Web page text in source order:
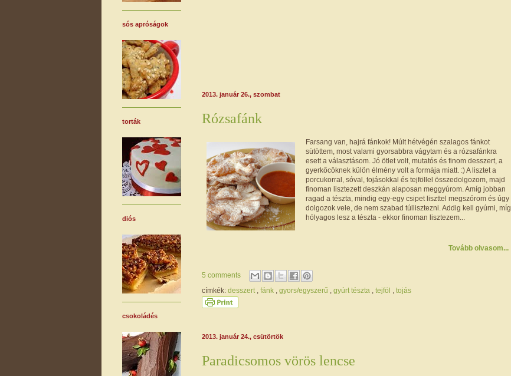
2013. január 26., szombat
Rózsafánk
Farsang van, hajrá fánkok! Múlt hétvégén szalagos fánkot
sütöttem, most valami gyorsabbra vágytam és a rózsafánkra
esett a választásom. Jó ötlet volt, mutatós és finom desszert, a
gyerkőcöknek külön élmény volt a formája miatt. :) A lisztet a
porcukorral, sóval, tojásokkal és tejföllel összedolgozom, majd
finoman lisztezett deszkán alaposan meggyúrom. Amíg jobban
ragad a tészta, mindig egy-egy csipet liszttel megszórom és úgy
dolgozok vele, de nem szabad túllisztezni. Addig kell gyúrni, míg
hólyagos lesz a tészta - ekkor finoman lisztezem...
Tovább olvasom...
5 comments
címkék: desszert fánk gyors/egyszerű gyúrt tészta tejföl tojás
2013. január 24., csütörtök
Paradicsomos vörös lencse
sós apróságok
torták
diós
csokoládés